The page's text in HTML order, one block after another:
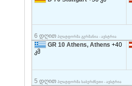
6 დღით პლატფორმა გერმანია - ავსტრია
GR 10 Athens, Athens +40
კმ
5 დღით პლატფორმა საბერძნეთი - ავსტრია